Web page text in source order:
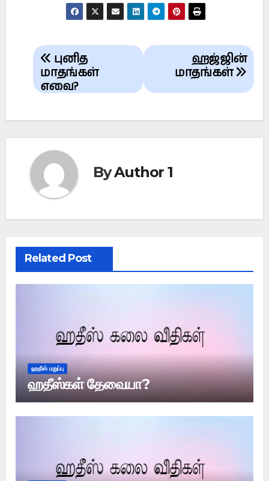
Post
navigation
ஹஜ்ஜின்
மாதங்கள்
புனித
மாதங்கள்
எவை?
ByAuthor 1
Related Post
ஹதீஸ் மறுப்பு
ஹதீஸ்கள் தேவையா?